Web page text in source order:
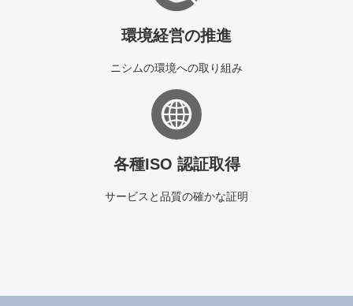
環境経営の推進
ニシムの環境への取り組み
各種ISO 認証取得
サービスと品質の確かな証明